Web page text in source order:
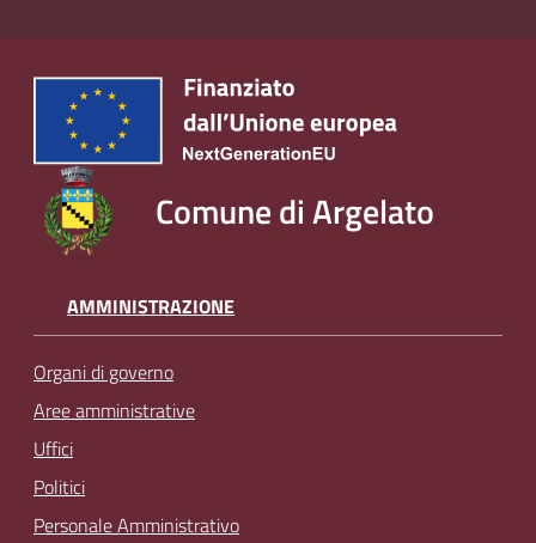
Comune di Argelato
AMMINISTRAZIONE
Organi di governo
Aree amministrative
Uffici
Politici
Personale Amministrativo